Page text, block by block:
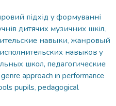
підхід у формуванні
дитячих музичних шкіл,
навыки, жанровый
навыков у
школ, педагогические
approach in performance
pupils, pedagogical